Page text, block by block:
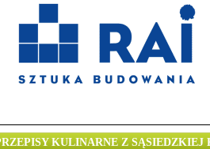
KULINARNE Z SĄSIEDZKIEJ